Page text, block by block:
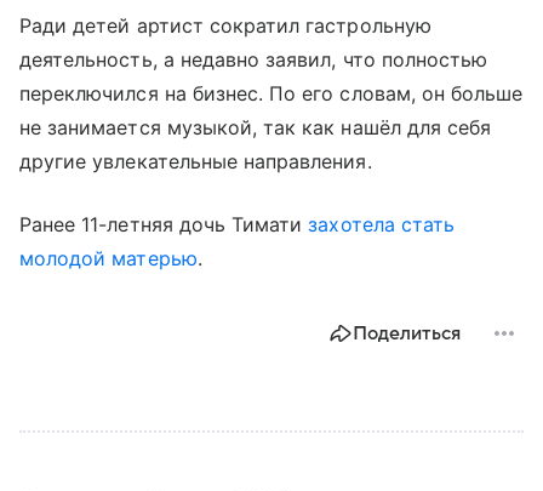
Ради детей артист сократил гастрольную
деятельность, а недавно заявил, что полностью
переключился на бизнес. По его словам, он больше
не занимается музыкой, так как нашёл для себя
другие увлекательные направления.
Ранее 11-летняя дочь Тиматизахотела стать
молодой матерью.
Поделиться